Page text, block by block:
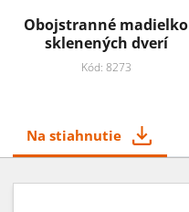
Obojstranné madielko
sklenených dverí
Kód: 8273
Na stiahnutie